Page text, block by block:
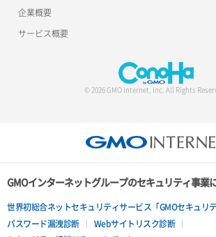
企業概要
サービス概要
© 2026 GMO Internet, Inc. All Rights
GMOインターネットグループのセキュリティ事業
世界初総合ネットセキュリティサービス「GMOセキュリテ
パスワード漏洩診断
Webサイトリスク診断